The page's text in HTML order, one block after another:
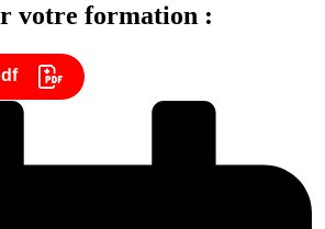
votre formation :